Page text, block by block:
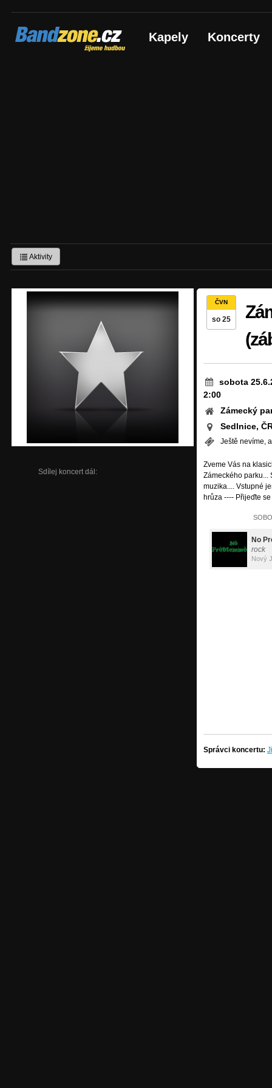
Bandzone.cz
žijeme hudbou Kapely Koncerty
Aktivity
Sdílej koncert dál:
ČVN
so 25
sobota
2:00
Zámecký
Sedlnice,
Ještě nevíme,
Zveme Vás na
Zámeckého parku...
muzika.... Vstupné
hrůza ---- Přijeďte
No
rock
Nový
Správci koncertu: